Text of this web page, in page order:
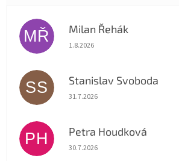
MŘ Milan Řehák
Hodnocení obchodu je 5 z 5
1.8.2026
SS Stanislav Svoboda
Hodnocení obchodu je 5 z 5
31.7.2026
PH Petra Houdková
Hodnocení obchodu je 5 z 5
30.7.2026